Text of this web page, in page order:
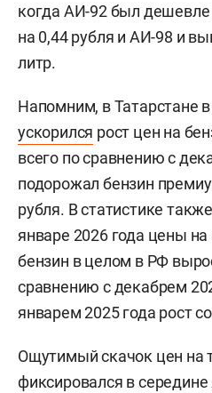
когда АИ-92 был
на 0,44 рубля и АИ-98 и
литр.
Напомним, в Татарстане
ускорился рост цен на
всего по сравнению с
подорожал бензин
рубля. В статистике
январе 2026 года цены
бензин в целом в РФ
сравнению с декабрем
январем 2025 года рост
Ощутимый скачок цен на
фиксировался в середине